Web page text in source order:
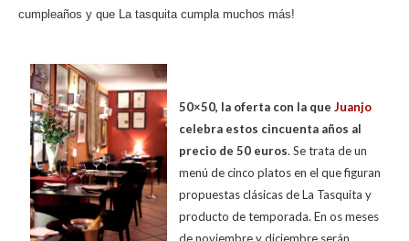
cumpleaños y que La tasquita cumpla muchos más!
50×50, la oferta con la que Juanjo
celebra estos cincuenta años al
precio de 50 euros. Se trata de un
menú de cinco platos en el que figuran
propuestas clásicas de La Tasquita y
producto de temporada. En os meses